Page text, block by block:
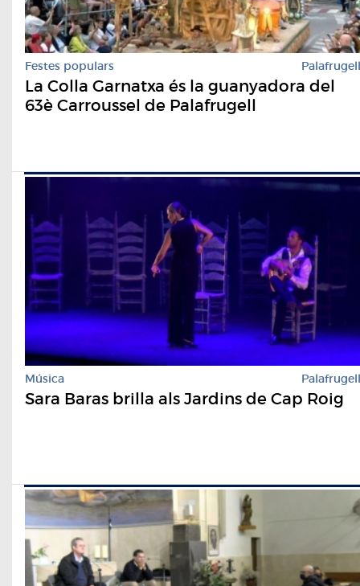
Festes populars Palafrugell
La Colla Garnatxa és la guanyadora del
63è Carroussel de Palafrugell
Música Palafrugell
Sara Baras brilla als Jardins de Cap Roig